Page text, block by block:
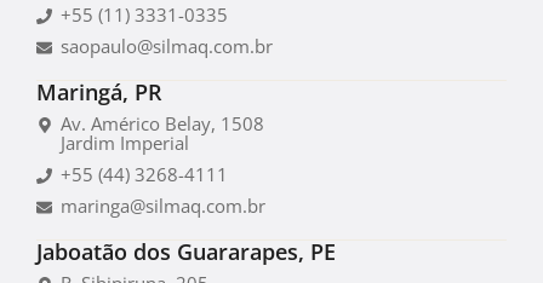
+55 (11) 3331-0335
saopaulo@silmaq.com.br
Maringá, PR
Av. Américo Belay, 1508
Jardim Imperial
+55 (44) 3268-4111
maringa@silmaq.com.br
Jaboatão dos Guararapes, PE